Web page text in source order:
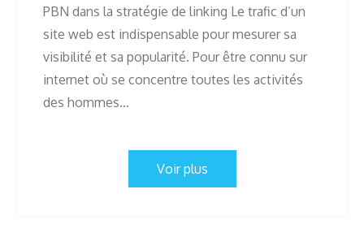
PBN dans la stratégie de linking Le trafic d’un
site web est indispensable pour mesurer sa
visibilité et sa popularité. Pour être connu sur
internet où se concentre toutes les activités
des hommes…
Voir plus